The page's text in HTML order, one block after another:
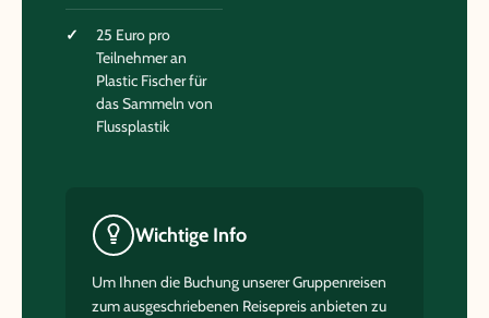
25 Euro pro
Teilnehmer an
Plastic Fischer für
das Sammeln von
Flussplastik
Wichtige Info
Um Ihnen die Buchung unserer Gruppenreisen
zum ausgeschriebenen Reisepreis anbieten zu